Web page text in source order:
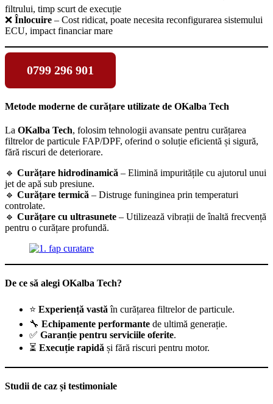
filtrului, timp scurt de execuție
❌ Înlocuire – Cost ridicat, poate necesita reconfigurarea sistemului
ECU, impact financiar mare
0799 296 901
Metode moderne de curățare utilizate de OKalba Tech
La OKalba Tech, folosim tehnologii avansate pentru curățarea
filtrelor de particule FAP/DPF, oferind o soluție eficientă și sigură,
fără riscuri de deteriorare.
🔹 Curățare hidrodinamică – Elimină impuritățile cu ajutorul unui
jet de apă sub presiune.
🔹 Curățare termică – Distruge funinginea prin temperaturi
controlate.
🔹 Curățare cu ultrasunete – Utilizează vibrații de înaltă frecvență
pentru o curățare profundă.
De ce să alegi OKalba Tech?
⭐ Experiență vastă în curățarea filtrelor de particule.
🔧 Echipamente performante de ultimă generație.
✅ Garanție pentru serviciile oferite.
⏳ Execuție rapidă și fără riscuri pentru motor.
Studii de caz și testimoniale